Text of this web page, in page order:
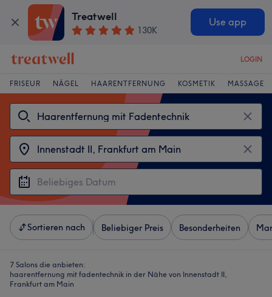
Treatwell
130K
Use app
LOGIN
FRISEUR NÄGEL HAARENTFERNUNG KOSMETIK MASSAGE
Sortieren nach Beliebiger Preis Besonderheiten
7 Salons die anbieten:
haarentfernung mit fadentechnik in der Nähe von Innenstadt II,
Frankfurt am Main